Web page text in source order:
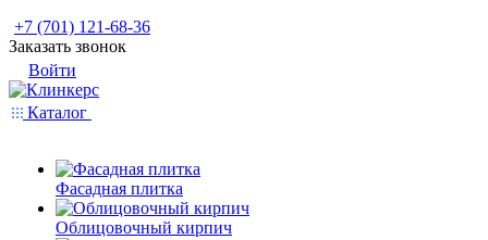
+7 (701) 121-68-36
Заказать звонок
Войти
Каталог
Фасадная плитка
Облицовочный кирпич